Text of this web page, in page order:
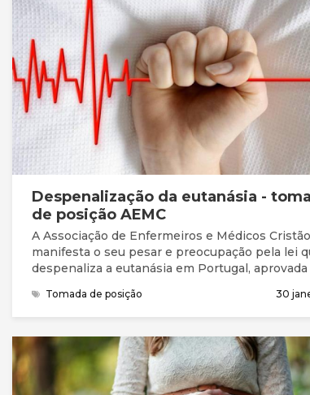
Despenalização da eutanásia -
de posição AEMC
A Associação de Enfermeiros e Médicos
manifesta o seu pesar e preocupação pela lei
despenaliza a eutanásia em Portugal, aprovada
juristas consideram que esta decisão entra em
contradição com a Constituição da República
Portuguesa, que refere categoricamente no
24.º que “a vida humana é inviolável”
Tomada de posição 30